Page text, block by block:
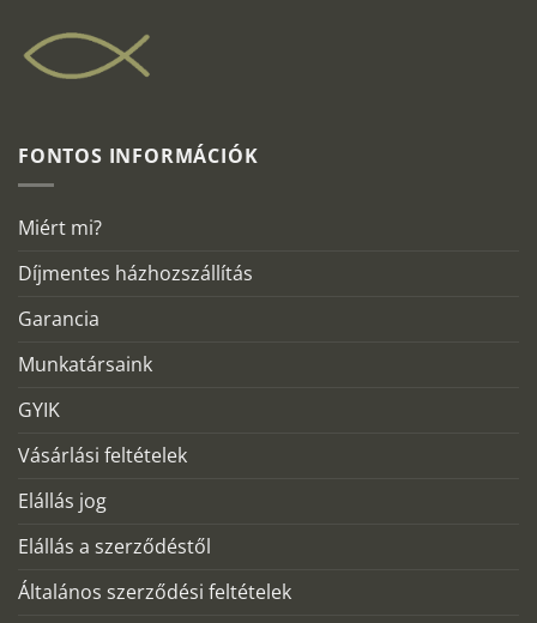
FONTOS INFORMÁCIÓK
Miért mi?
Díjmentes házhozszállítás
Garancia
Munkatársaink
GYIK
Vásárlási feltételek
Elállás jog
Elállás a szerződéstől
Általános szerződési feltételek